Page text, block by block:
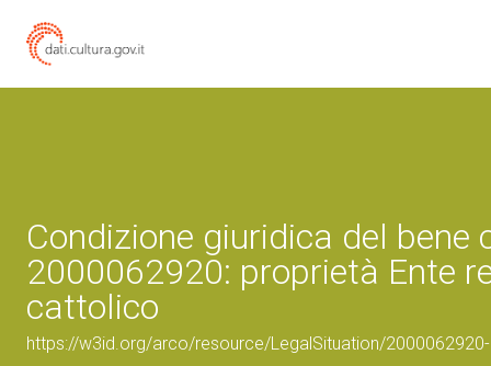
Condizione giuridica del bene
2000062920: proprietà Ente
cattolico
https://w3id.org/arco/resource/LegalSituation/